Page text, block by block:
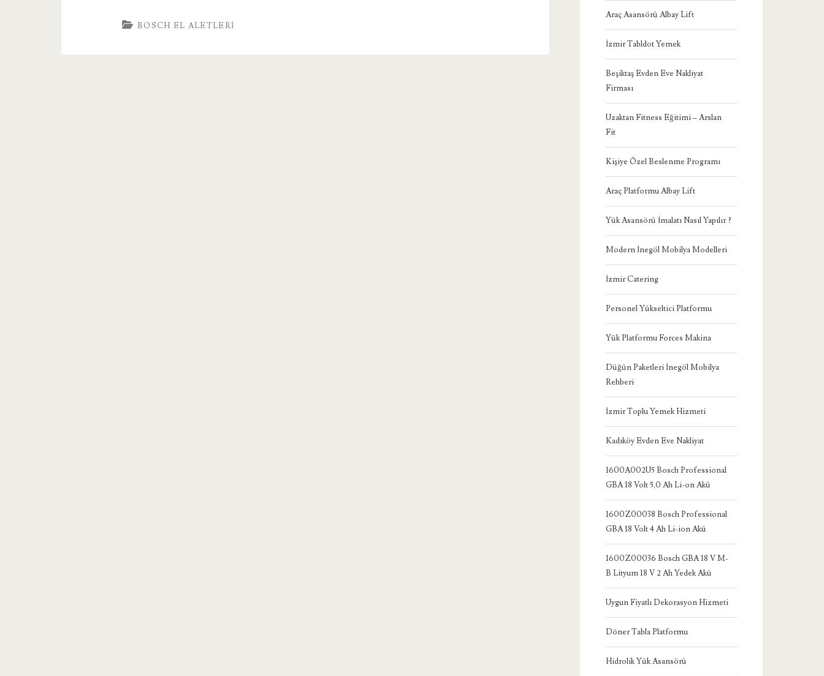
BOSCH EL ALETLERI
Araç Asansörü Albay Lift
İzmir Tabldot Yemek
Beşiktaş Evden Eve Nakliyat
Firması
Uzaktan Fitness Eğitimi – Arslan
Fit
Kişiye Özel Beslenme Programı
Araç Platformu Albay Lift
Yük Asansörü İmalatı Nasıl Yapılır ?
Modern İnegöl Mobilya Modelleri
İzmir Catering
Personel Yükseltici Platformu
Yük Platformu Forces Makina
Düğün Paketleri İnegöl Mobilya
Rehberi
İzmir Toplu Yemek Hizmeti
Kadıköy Evden Eve Nakliyat
1600A002U5 Bosch Professional
GBA 18 Volt 5,0 Ah Li-on Akü
1600Z00038 Bosch Professional
GBA 18 Volt 4 Ah Li-ion Akü
1600Z00036 Bosch GBA 18 V M-
B Lityum 18 V 2 Ah Yedek Akü
Uygun Fiyatlı Dekorasyon Hizmeti
Döner Tabla Platformu
Hidrolik Yük Asansörü